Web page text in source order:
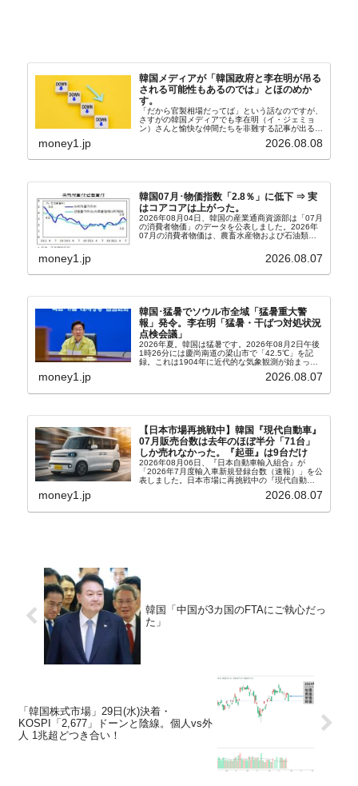
韓国メディアが「韓国政府と李在明が吊る
される可能性もあるのでは」とほのめか
す。
「だから官製相場だってば」という話なのですが、
さすがの韓国メディアでも李在明（イ・ジェミョ
ン）さんと愉快な仲間たちを非難する記事が出るよ
『朝鮮日報』に面白い記事が出ています。「東西南
money1.jp 2026.08.08
韓国07月･物価指数「2.8％」に低下 ⇒ 実
はコアコアは上がった。
2026年08月04日、韓国の産業通商資源部は「07月
の消費者物価」のデータを公表しました。2026年
07月の消費者物価は、農畜水産物および石油類の
2.8％上昇（06月は3.2％）となり、上昇率は前...
money1.jp 2026.08.07
韓国･猛暑でソウル市全域「猛暑重大警
報」発令。李在明「猛暑・干ばつ対処状況
点検会議」
2026年夏。韓国は猛暑です。2026年08月2日午後
1時26分には慶尚南道の梁山市で「42.5℃」を記
録。これは1904年に近代的な気象観測が始まって
ウル市全域への「猛暑重大警報」が発令され...
money1.jp 2026.08.07
【日本市場再挑戦中】韓国『現代自動車』
07月販売台数は去年のほぼ半分「71台」
しか売れなかった。『起亜』は9台だけ
2026年08月06日、『日本自動車輸入組合』が
「2026年7月度輸入車新規登録台数（速報）」を公
表しました。日本市場に再挑戦中の『現代自動
台数はこの中に捉えられているはずです。先月から
money1.jp 2026.08.07
韓国「中国が3カ国のFTAにご執心だっ
た」
「韓国株式市場」29日(水)決着・
KOSPI「2,677」ドーンと陰線。個人vs外
人 1兆超どつき合い！